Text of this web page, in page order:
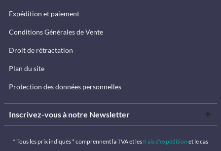
Expédition et paiement
Conditions Générales de Vente
Droit de rétractation
Plan du site
Protection des données personnelles
Inscrivez-vous à notre Newsletter
* Tous les prix indiqués * comprennent la TVA et lesfrais d'expédition et le cas